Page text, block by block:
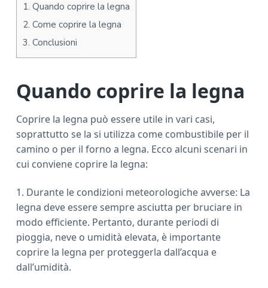
1. Quando coprire la legna
2. Come coprire la legna
3. Conclusioni
Quando coprire la legna
Coprire la legna può essere utile in vari casi,
soprattutto se la si utilizza come combustibile per il
camino o per il forno a legna. Ecco alcuni scenari in
cui conviene coprire la legna:
1. Durante le condizioni meteorologiche avverse: La
legna deve essere sempre asciutta per bruciare in
modo efficiente. Pertanto, durante periodi di
pioggia, neve o umidità elevata, è importante
coprire la legna per proteggerla dall’acqua e
dall’umidità.